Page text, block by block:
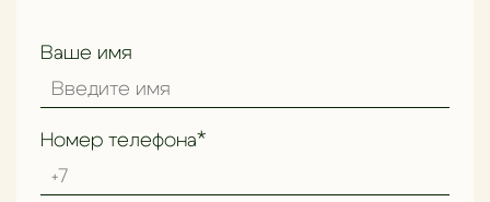
Ваше имя
Номер телефона*